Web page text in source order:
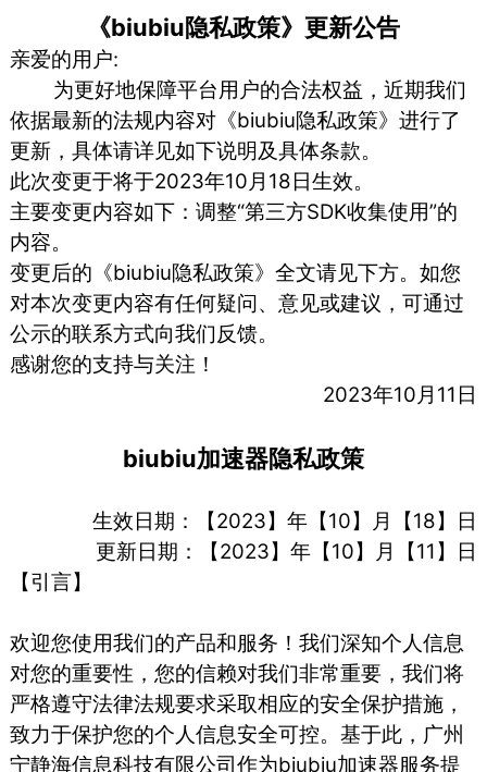
《biubiu隐私政策》更新公告
亲爱的用户:
为更好地保障平台用户的合法权益，近期我们
依据最新的法规内容对《biubiu隐私政策》进行了
更新，具体请详见如下说明及具体条款。
此次变更于将于2023年10月18日生效。
主要变更内容如下：调整“第三方SDK收集使用”的
内容。
变更后的《biubiu隐私政策》全文请见下方。如您
对本次变更内容有任何疑问、意见或建议，可通过
公示的联系方式向我们反馈。
感谢您的支持与关注！
2023年10月11日
biubiu加速器隐私政策
生效日期：【2023】年【10】月【18】日
更新日期：【2023】年【10】月【11】日
【引言】
欢迎您使用我们的产品和服务！我们深知个人信息
对您的重要性，您的信赖对我们非常重要，我们将
严格遵守法律法规要求采取相应的安全保护措施，
致力于保护您的个人信息安全可控。基于此，⼴州
宁静海信息科技有限公司作为biubiu加速器服务提